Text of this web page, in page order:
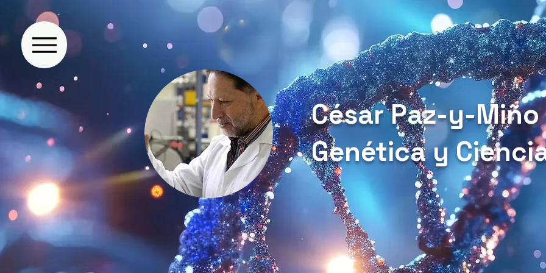
César Paz-y-Miño
Genética y